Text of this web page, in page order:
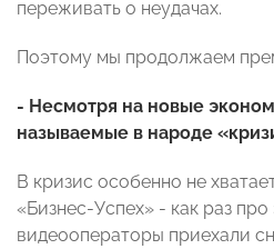
переживать о неудачах.
Поэтому мы продолжаем
- Несмотря на новые
называемые в народе
В кризис особенно не
«Бизнес-Успех» - как раз
видеооператоры приехали